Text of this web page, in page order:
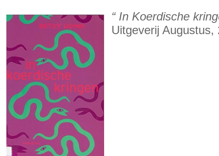
“ In Koerdische
Uitgeverij Augustus,